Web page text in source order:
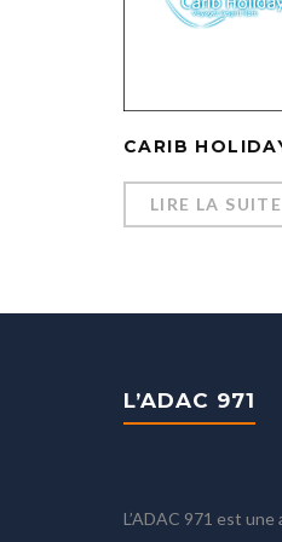
CARIB
LIRE LA SUITE
L’ADAC 971
L’ADAC 971 est